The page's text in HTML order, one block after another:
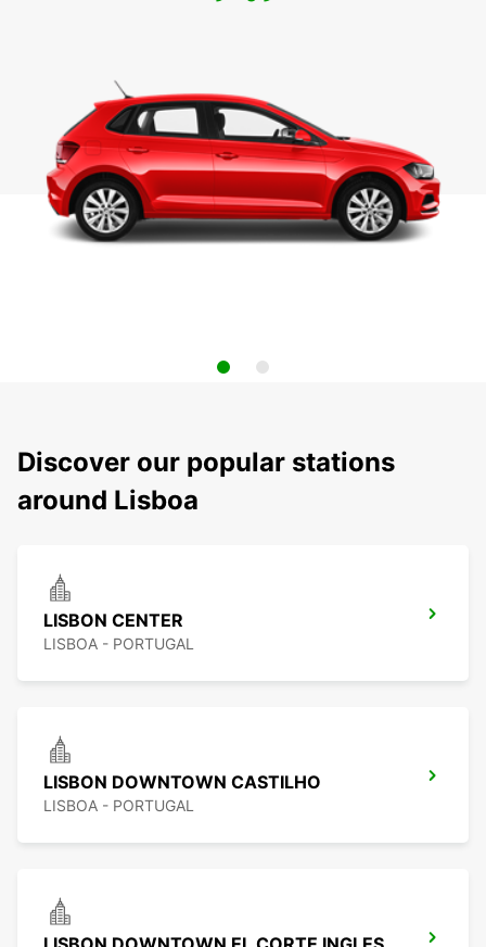
Discover our popular stations
around Lisboa
LISBON CENTER
LISBOA - PORTUGAL
LISBON DOWNTOWN CASTILHO
LISBOA - PORTUGAL